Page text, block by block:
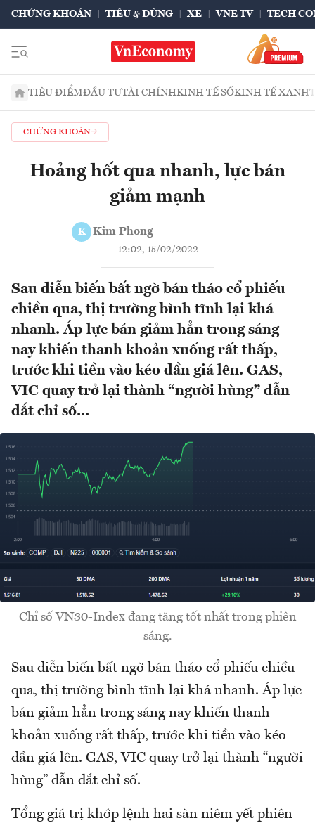
CHỨNG KHOÁN TIÊU & DÙNG XE VNE TV TECH
TIÊU ĐIỂMĐẦU TƯTÀI CHÍNHKINH TẾ SỐKINH TẾ XANH
CHỨNG KHOÁN
Hoảng hốt qua nhanh, lực bán
giảm mạnh
K Kim Phong
12:02, 15/02/2022
Sau diễn biến bất ngờ bán tháo cổ phiếu
chiều qua, thị trường bình tĩnh lại khá
nhanh. Áp lực bán giảm hẳn trong sáng
nay khiến thanh khoản xuống rất thấp,
trước khi tiền vào kéo dần giá lên. GAS,
VIC quay trở lại thành “người hùng” dẫn
dắt chỉ số...
Chỉ số VN30-Index đang tăng tốt nhất trong phiên
sáng.
Sau diễn biến bất ngờ bán tháo cổ phiếu chiều
qua, thị trường bình tĩnh lại khá nhanh. Áp lực
bán giảm hẳn trong sáng nay khiến thanh
khoản xuống rất thấp, trước khi tiền vào kéo
dần giá lên. GAS, VIC quay trở lại thành “người
hùng” dẫn dắt chỉ số.
Tổng giá trị khớp lệnh hai sàn niêm yết phiên